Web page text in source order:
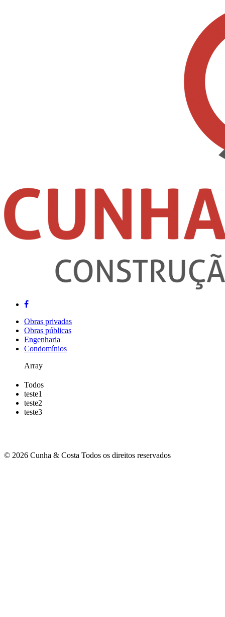
Obras privadas
Obras públicas
Engenharia
Condomínios
Array
Todos
teste1
teste2
teste3
© 2026 Cunha & Costa Todos os direitos reservados